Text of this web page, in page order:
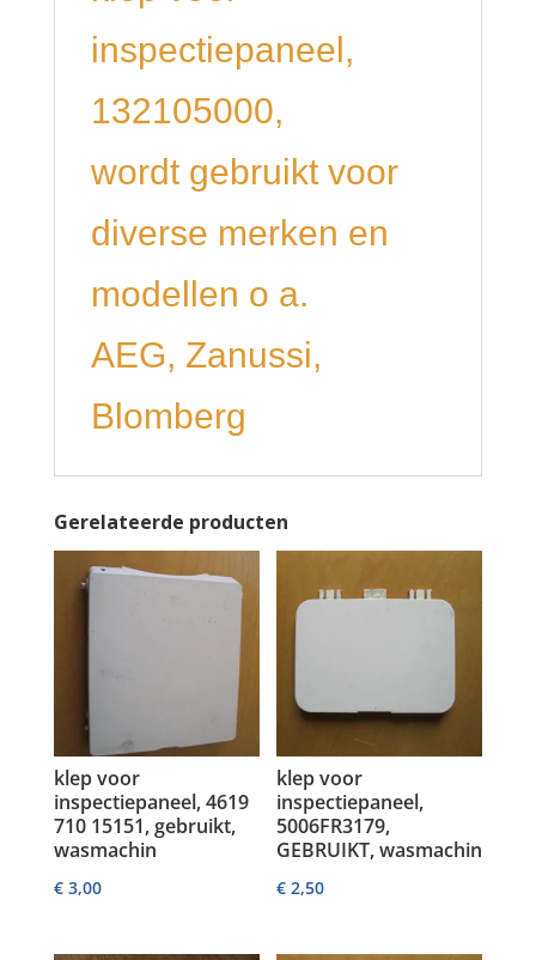
inspectiepaneel,
132105000,
wordt gebruikt voor
diverse merken en
modellen o a.
AEG, Zanussi,
Blomberg
Gerelateerde producten
klep voor
inspectiepaneel, 4619
710 15151, gebruikt,
wasmachin
€3,00
klep voor
inspectiepaneel,
5006FR3179,
GEBRUIKT, wasmachin
€ 2,50